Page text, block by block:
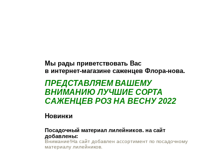
Мы рады приветствовать Вас
в интернет-магазине саженцев Флора-нова.
ПРЕДСТАВЛЯЕМ ВАШЕМУ
ВНИМАНИЮ ЛУЧШИЕ СОРТА
САЖЕНЦЕВ РОЗ НА ВЕСНУ 2022
Новинки
Посадочный материал лилейников. на сайт
добавлены:
Внимание!На сайт добавлен ассортимент по посадочному
материалу лилейников.